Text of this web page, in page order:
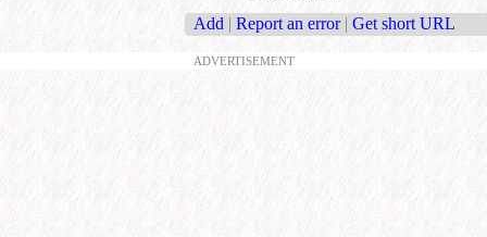
Add | Report an error | Get short URL
ADVERTISEMENT